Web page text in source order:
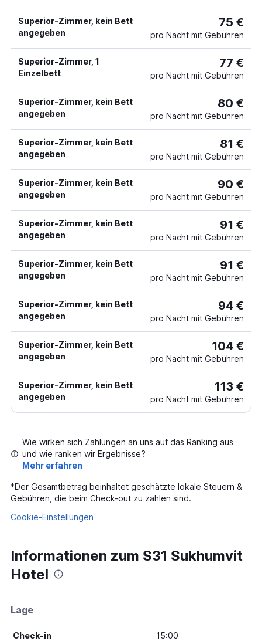
Superior-Zimmer, kein Bett
angegeben
75 €
pro Nacht mit Gebühren
Superior-Zimmer, 1
Einzelbett
77 €
pro Nacht mit Gebühren
Superior-Zimmer, kein Bett
angegeben
80 €
pro Nacht mit Gebühren
Superior-Zimmer, kein Bett
angegeben
81 €
pro Nacht mit Gebühren
Superior-Zimmer, kein Bett
angegeben
90 €
pro Nacht mit Gebühren
Superior-Zimmer, kein Bett
angegeben
91 €
pro Nacht mit Gebühren
Superior-Zimmer, kein Bett
angegeben
91 €
pro Nacht mit Gebühren
Superior-Zimmer, kein Bett
angegeben
94 €
pro Nacht mit Gebühren
Superior-Zimmer, kein Bett
angegeben
104 €
pro Nacht mit Gebühren
Superior-Zimmer, kein Bett
angegeben
113 €
pro Nacht mit Gebühren
Wie wirken sich Zahlungen an uns auf das Ranking aus
und wie ranken wir Ergebnisse?
Mehr erfahren
*Der Gesamtbetrag beinhaltet geschätzte lokale Steuern &
Gebühren, die beim Check-out zu zahlen sind.
Cookie-Einstellungen
Informationen zum S31 Sukhumvit
Hotel
Lage
Check-in 15:00